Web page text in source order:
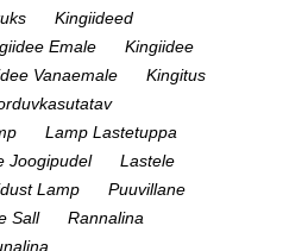
Kingiideed
Emale
Kingiidee
Vanaemale
Kingitus
Lamp Lastetuppa
Joogipudel
Lastele
Lamp
Puuvillane
Sall
Rannalina